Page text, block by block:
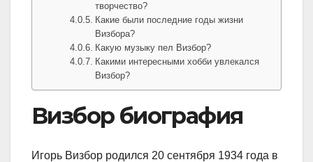
творчество?
Какие были последние годы жизни
Визбора?
Какую музыку пел Визбор?
Какими интересными хобби увлекался
Визбор?
Визбор биография
Игорь Визбор родился 20 сентября 1934 года в